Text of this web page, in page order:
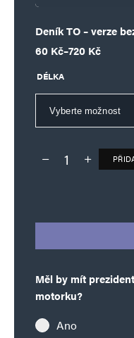
Deník TO – verze
60 Kč–720 Kč
Rozpětí cen: 60 Kč
DÉLKA
Deník TO – verze bez
Měl by mít
motorku?
Ano